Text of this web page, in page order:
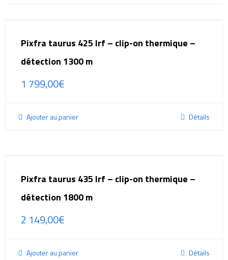
Pixfra taurus 425 lrf – clip-on thermique –
détection 1300 m
1 799,00€
Ajouter au panier Détails
Pixfra taurus 435 lrf – clip-on thermique –
détection 1800 m
2 149,00€
Ajouter au panier Détails